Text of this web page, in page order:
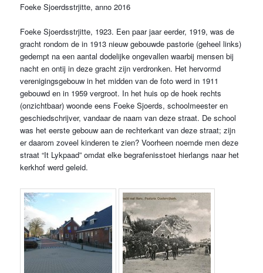
Foeke Sjoerdsstrjitte, anno 2016
Foeke Sjoerdsstrjitte, 1923. Een paar jaar eerder, 1919, was de
gracht rondom de in 1913 nieuw gebouwde pastorie (geheel links)
gedempt na een aantal dodelijke ongevallen waarbij mensen bij
nacht en ontij in deze gracht zijn verdronken. Het hervormd
verenigingsgebouw in het midden van de foto werd in 1911
gebouwd en in 1959 vergroot. In het huis op de hoek rechts
(onzichtbaar) woonde eens Foeke Sjoerds, schoolmeester en
geschiedschrijver, vandaar de naam van deze straat. De school
was het eerste gebouw aan de rechterkant van deze straat; zijn
er daarom zoveel kinderen te zien? Voorheen noemde men deze
straat “It Lykpaad” omdat elke begrafenisstoet hierlangs naar het
kerkhof werd geleid.